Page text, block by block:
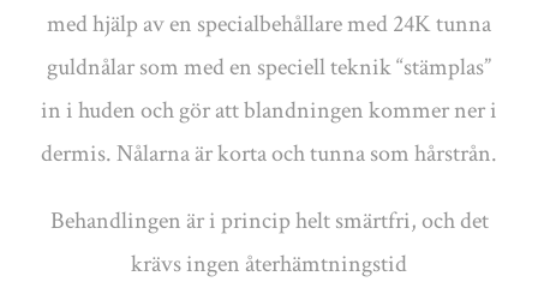
med hjälp av en specialbehållare med 24K tunna
guldnålar som med en speciell teknik “stämplas”
in i huden och gör att blandningen kommer ner i
dermis. Nålarna är korta och tunna som hårstrån.
Behandlingen är i princip helt smärtfri, och det
krävs ingen återhämtningstid